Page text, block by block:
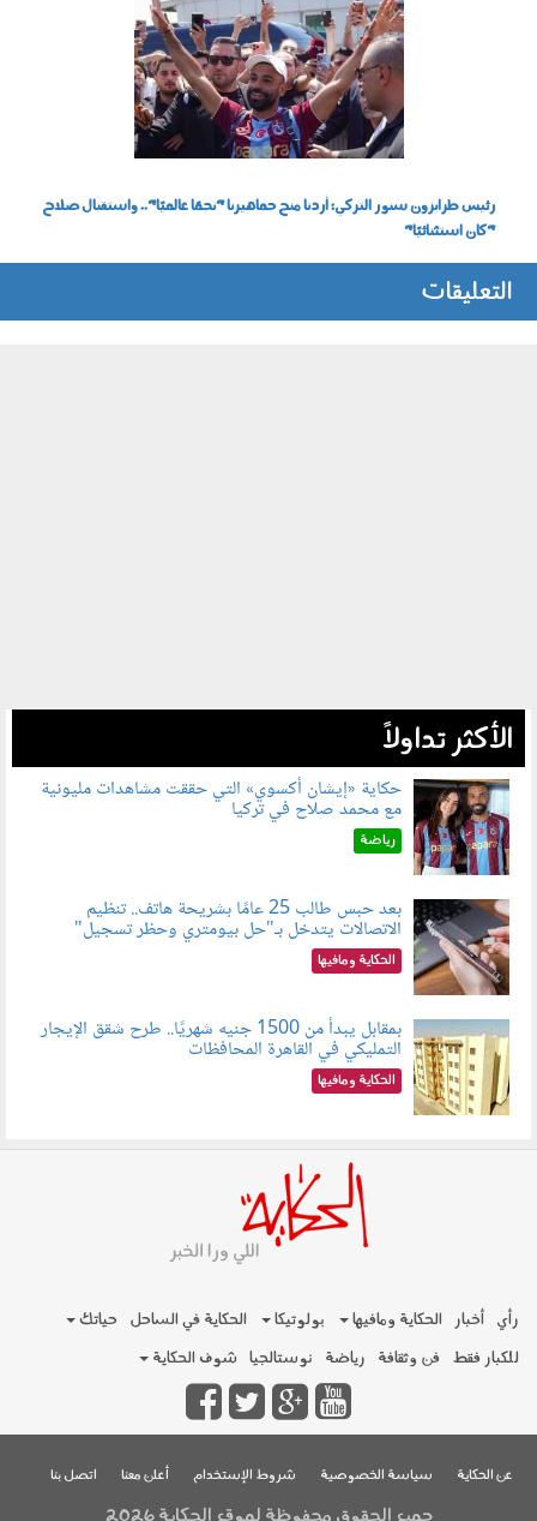
رئيس طرابزون سبور التركي: أردنا منح جماهيرنا "نجمًا عالميًا".. واستقبال صلاح
"كان استثنائيًا"
التعليقات
الأكثر تداولاً
080802.jpg
حكاية «إيشان أكسوي» التي حققت مشاهدات مليونية
مع محمد صلاح في تركيا
رياضة
080803.jpg
بعد حبس طالب 25 عامًا بشريحة هاتف.. تنظيم
الاتصالات يتدخل بـ"حل بيومتري وحظر تسجيل"
الحكاية ومافيها
080801.jpg
بمقابل يبدأ من 1500 جنيه شهريًا.. طرح شقق الإيجار
التمليكي في القاهرة المحافظات
الحكاية ومافيها
رأي أخبار الحكاية ومافيها بولوتيكا الحكاية في الساحل
حياتك
للكبار فقط فن وثقافة رياضة نوستالجيا شوف الحكاية
عن الحكاية سياسة الخصوصية شروط الإستخدام أعلن معنا اتصل بنا